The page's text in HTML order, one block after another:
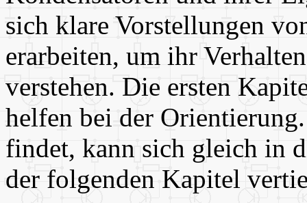
sich klare Vorstellungen
erarbeiten, um ihr
verstehen. Die ersten
helfen bei der
findet, kann sich gleich in
der folgenden Kapitel